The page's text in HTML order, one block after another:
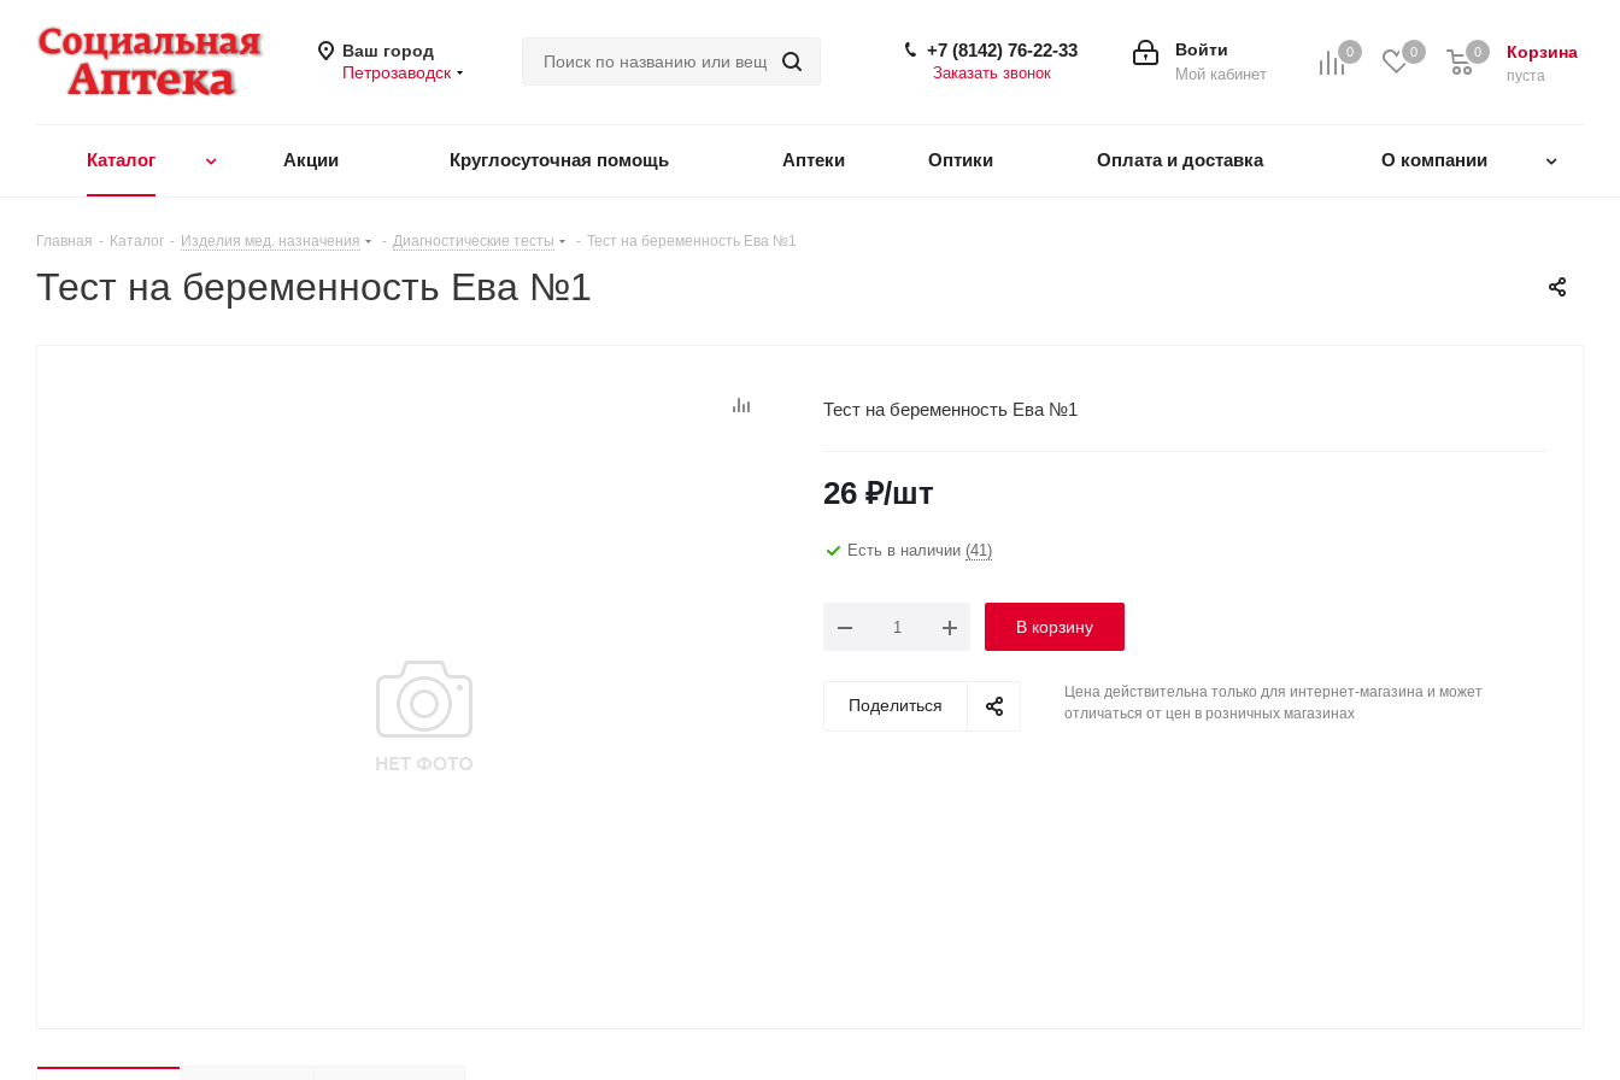
Ваш город
Петрозаводск
0 0 Корзина
0
пуста
0
Войти
Мой кабинет
+7 (8142) 76-22-33
Заказать звонок
Каталог Акции Круглосуточная помощь Аптеки Оптики Оплата и доставка О компании
Главная - Каталог - Изделия мед. назначения - Диагностические тесты - Тест на беременность Ева №1
Тест на беременность Ева №1
Тест на беременность Ева №1
26 ₽/шт
Есть в наличии (41)
В корзину
Поделиться
Цена действительна только для интернет-магазина и может
отличаться от цен в розничных магазинах